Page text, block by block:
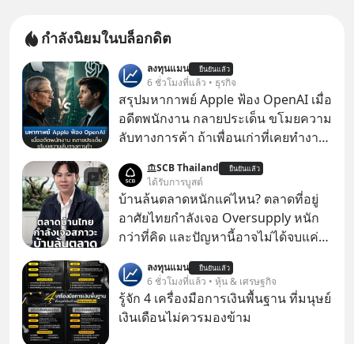
กำลังนิยมในบล็อกดิต
ลงทุนแมน ยืนยันแล้ว
6 ชั่วโมงที่แล้ว • ธุรกิจ
สรุปมหากาพย์ Apple ฟ้อง OpenAI เมื่อ
อดีตพนักงาน กลายประเด็น ขโมยความ
ลับทางการค้า ถ้าเพื่อนเก่าที่เคยทำงาน
เก่าที่เขาเคยทำไว้ ตอนยังอยู่บริษัท
เดียวกัน
SCB Thailand ยืนยันแล้ว
ได้รับการบูสต์
บ้านล้นตลาดหนักแค่ไหน? ตลาดที่อยู่
อาศัยไทยกำลังเจอ Oversupply หนัก
กว่าที่คิด และปัญหานี้อาจไม่ได้จบแค่
ล้นตลาด #เศรษฐกิจไทย #EICAround
#SCBThailand สามารถดูคลิปที่
youtube ประกอบได้ที่ link :
ลงทุนแมน ยืนยันแล้ว
6 ชั่วโมงที่แล้ว • หุ้น & เศรษฐกิจ
รู้จัก 4 เครื่องมือการเงินพื้นฐาน ที่มนุษย์
เงินเดือนไม่ควรมองข้าม